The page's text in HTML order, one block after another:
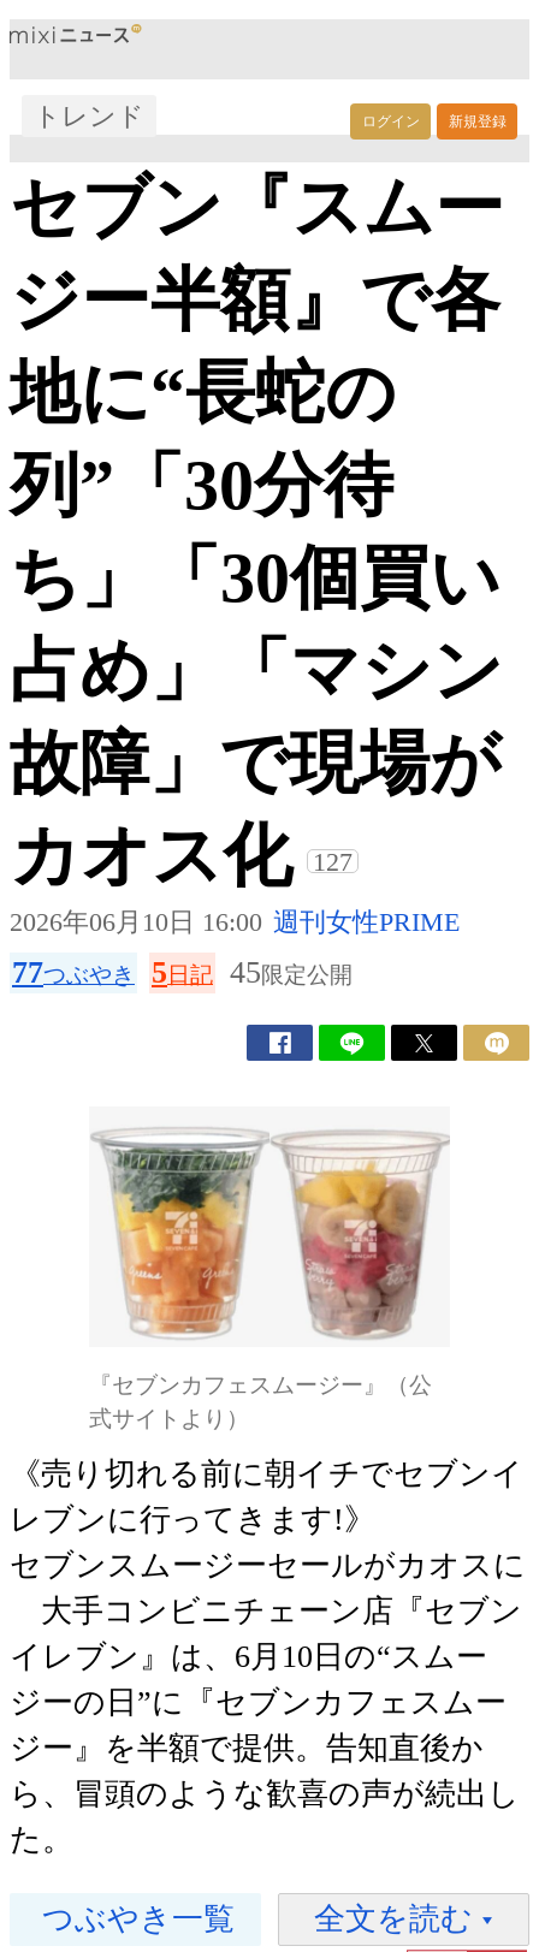
ログイン 新規登録
トレンド
セブン『スムー
ジー半額』で各
地に“長蛇の
列”「30分待
ち」「30個買い
占め」「マシン
故障」で現場が
カオス化
127
2026年06月10日 16:00 週刊女性PRIME
77つぶやき 5日記 45限定公開
『セブンカフェスムージー』（公
式サイトより）
《売り切れる前に朝イチでセブンイ
レブンに行ってきます!》
セブンスムージーセールがカオスに
大手コンビニチェーン店『セブン
イレブン』は、6月10日の“スムー
ジーの日”に『セブンカフェスムー
ジー』を半額で提供。告知直後か
ら、冒頭のような歓喜の声が続出し
た。
つぶやき一覧
全文を読む